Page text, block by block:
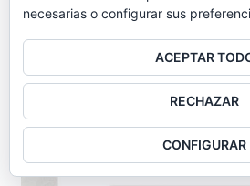
necesarias o configurar sus
ACEPTAR
RECHAZAR
CONFIGURAR